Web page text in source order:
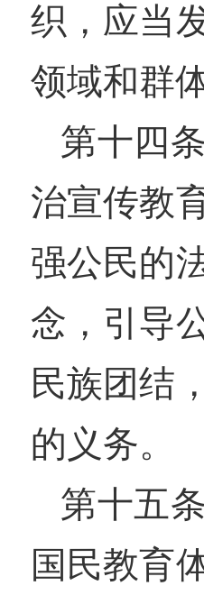
织，应当
领域和群
第十四
治宣传教
强公民的
念，引导
民族团结
的义务。
第十五
国民教育